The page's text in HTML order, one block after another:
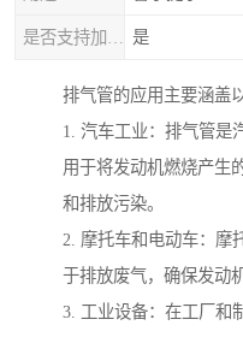
是
排气管的应用主要涵盖
1. 汽车工业：排气管是
用于将发动机燃烧产生
和排放污染。
2. 摩托车和电动车：摩
于排放废气，确保发动
3. 工业设备：在工厂和